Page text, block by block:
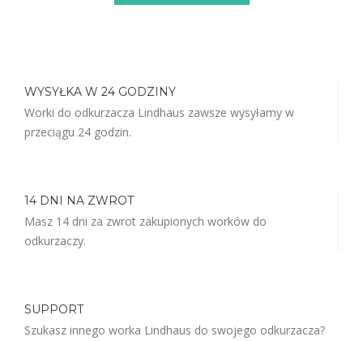
WYSYŁKA W 24 GODZINY
Worki do odkurzacza Lindhaus zawsze wysyłamy w
przeciągu 24 godzin.
14 DNI NA ZWROT
Masz 14 dni za zwrot zakupionych worków do
odkurzaczy.
SUPPORT
Szukasz innego worka Lindhaus do swojego odkurzacza?